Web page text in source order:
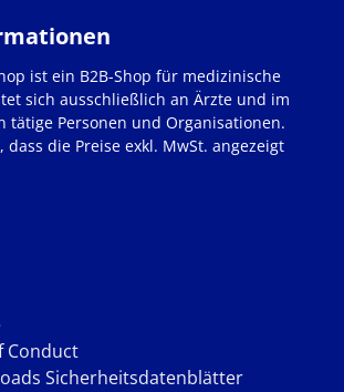
Conduct
Sicherheitsdatenblätter
ist ein B2B-Shop für medizinische
sich ausschließlich an Ärzte und im
tätige Personen und Organisationen.
dass die Preise exkl. MwSt. angezeigt